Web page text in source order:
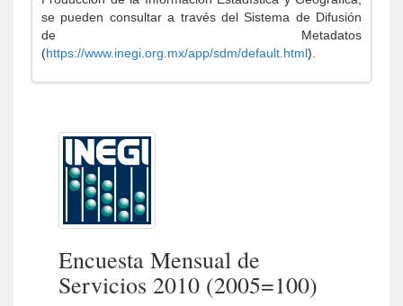
se pueden consultar a través del Sistema de Difusión
de Metadatos
(https://www.inegi.org.mx/app/sdm/default.html).
Encuesta Mensual de
Servicios 2010 (2005=100)